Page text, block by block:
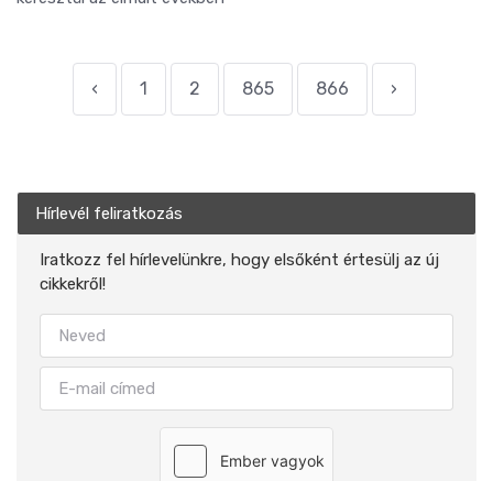
‹ 1 2 865 866 ›
Hírlevél feliratkozás
Iratkozz fel hírlevelünkre, hogy elsőként értesülj az új
cikkekről!